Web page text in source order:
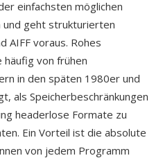
einfachsten möglichen
und geht strukturierten
AIFF voraus. Rohes
häufig von frühen
in den späten 1980er und
als Speicherbeschränkungen
headerlose Formate zu
Ein Vorteil ist die absolute
von jedem Programm